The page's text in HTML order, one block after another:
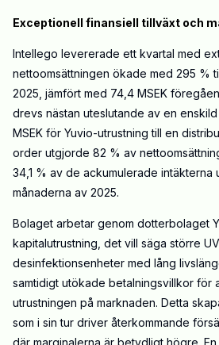
Exceptionell finansiell tillväxt och
Intellego levererade ett kvartal med
nettoomsättningen ökade med 295 %
2025, jämfört med 74,4 MSEK
drevs nästan uteslutande av en
MSEK för Yuvio-utrustning till en
order utgjorde 82 % av
34,1 % av de ackumulerade intäkterna
månaderna av 2025.
Bolaget arbetar genom dotterbolaget
kapitalutrustning, det vill säga större
desinfektionsenheter med lång
samtidigt utökade betalningsvillkor för
utrustningen på marknaden. Detta
som i sin tur driver återkommande
där marginalerna är betydligt högre.